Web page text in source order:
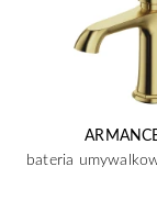
bateria